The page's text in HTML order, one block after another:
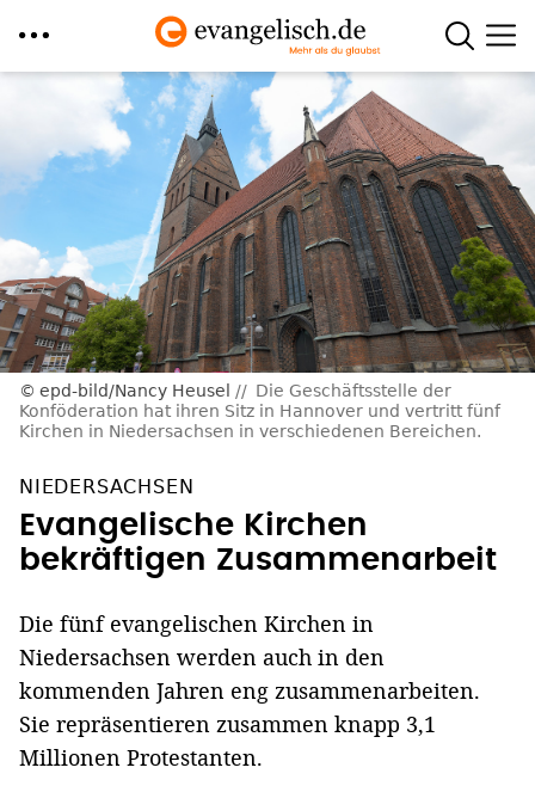
Inhalt
epd-bild/Nancy Heusel
Die Geschäftsstelle der
Konföderation hat ihren Sitz in Hannover und vertritt fünf
Kirchen in Niedersachsen in verschiedenen Bereichen.
NIEDERSACHSEN
Evangelische Kirchen
bekräftigen Zusammenarbeit
Die fünf evangelischen Kirchen in
Niedersachsen werden auch in den
kommenden Jahren eng zusammenarbeiten.
Sie repräsentieren zusammen knapp 3,1
Millionen Protestanten.